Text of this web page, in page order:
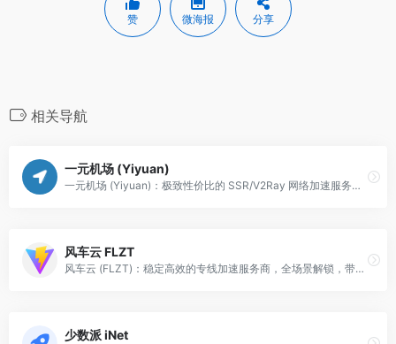
赞 微海报 分享
相关导航
一元机场 (Yiyuan)
一元机场 (Yiyuan)：极致性价比的 SSR/V2Ray 网络加速服务商，每月仅需 1 元即可开启全网加速。
风车云 FLZT
风车云 (FLZT)：稳定高效的专线加速服务商，全场景解锁，带给您如风般的流畅海外网络体验。
少数派 iNet